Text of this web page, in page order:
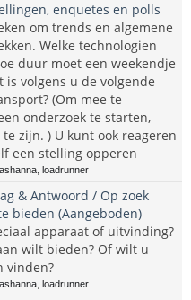
enquetes en polls
om trends en algemene
Welke technologien
duur moet een weekendje
is volgens u de volgende
(Om mee te
onderzoek te starten,
zijn. ) U kunt ook reageren
een stelling opperen
loadrunner
& Antwoord / Op zoek
bieden (Aangeboden)
apparaat of uitvinding?
wilt bieden? Of wilt u
vinden?
loadrunner